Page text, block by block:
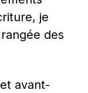
je
des
avant-